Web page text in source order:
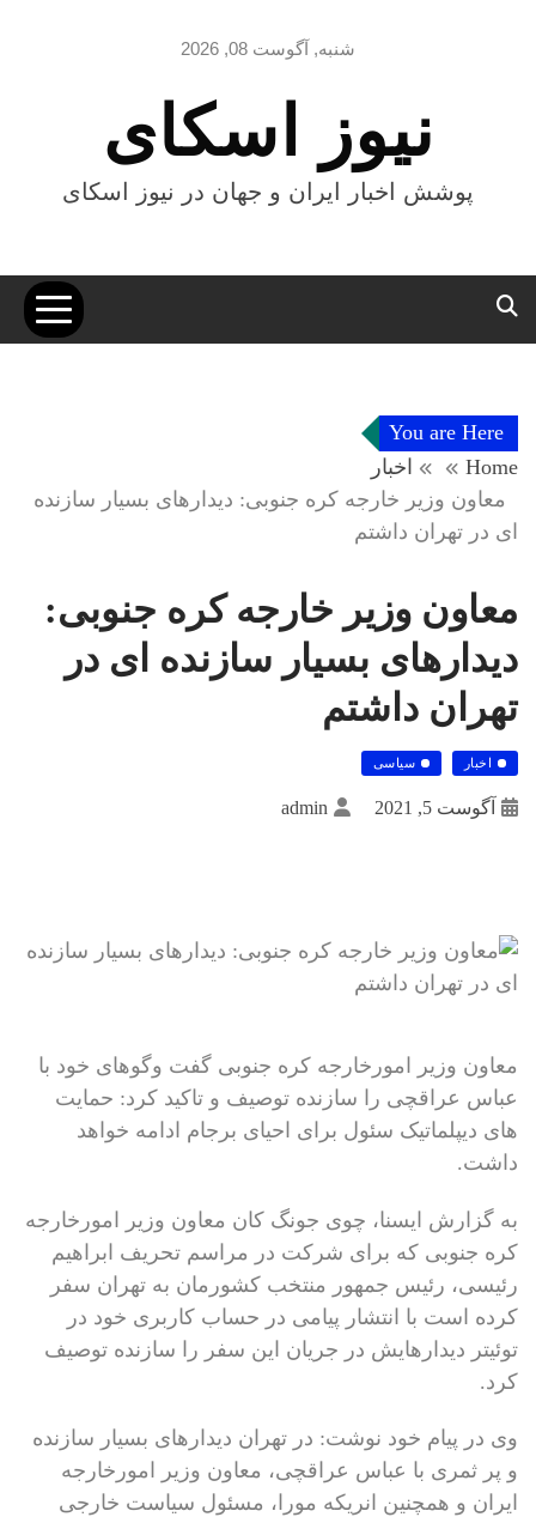
شنبه, آگوست 08, 2026
نیوز اسکای
پوشش اخبار ایران و جهان در نیوز اسکای
You are Here
Home
اخبار
معاون وزیر خارجه کره جنوبی: دیدارهای بسیار سازنده
ای در تهران داشتم
معاون وزیر خارجه کره جنوبی:
دیدارهای بسیار سازنده ای در
تهران داشتم
اخبار سیاسی
آگوست 5, 2021 admin
معاون وزیر امورخارجه کره جنوبی گفت وگوهای خود با
عباس عراقچی را سازنده توصیف و تاکید کرد: حمایت
های دیپلماتیک سئول برای احیای برجام ادامه خواهد
داشت.
به گزارش ایسنا، چوی جونگ کان معاون وزیر امورخارجه
کره جنوبی که برای شرکت در مراسم تحریف ابراهیم
رئیسی، رئیس جمهور منتخب کشورمان به تهران سفر
کرده است با انتشار پیامی در حساب کاربری خود در
توئیتر دیدارهایش در جریان این سفر را سازنده توصیف
کرد.
وی در پیام خود نوشت: در تهران دیدارهای بسیار سازنده
و پر ثمری با عباس عراقچی، معاون وزیر امورخارجه
ایران و همچنین انریکه مورا، مسئول سیاست خارجی